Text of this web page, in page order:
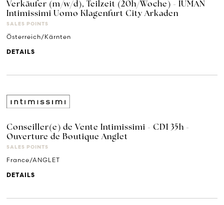
Verkäufer (m/w/d), Teilzeit (20h/Woche) - IUMAN
Intimissimi Uomo Klagenfurt City Arkaden
SALES POINTS
Österreich/Kärnten
DETAILS
Conseiller(e) de Vente Intimissimi - CDI 35h -
Ouverture de Boutique Anglet
SALES POINTS
France/ANGLET
DETAILS